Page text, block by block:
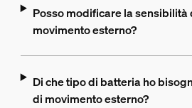
Posso modificare la sensibilità
movimento esterno?
Di che tipo di batteria ho
di movimento esterno?